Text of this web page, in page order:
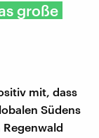
große
mit, dass
Südens